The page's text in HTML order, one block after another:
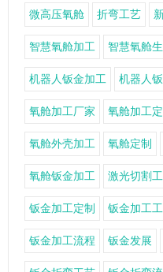
微高压氧舱 折弯工艺
智慧氧舱加工 智慧氧舱
机器人钣金加工 机器人
氧舱加工厂家 氧舱加工
氧舱外壳加工 氧舱定制
氧舱钣金加工 激光切割
钣金加工定制 钣金加工
钣金加工流程 钣金发展